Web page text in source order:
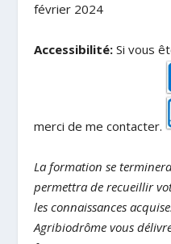
février 2024
Accessibilité: Si vous
merci de me contacter.
La formation se
permettra de recueillir
les connaissances
Agribiodrôme vous